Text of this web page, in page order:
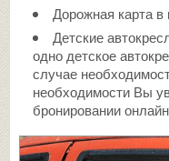
Дорожная карта
Детские
одно детское
случае
необходимости Вы
бронировании